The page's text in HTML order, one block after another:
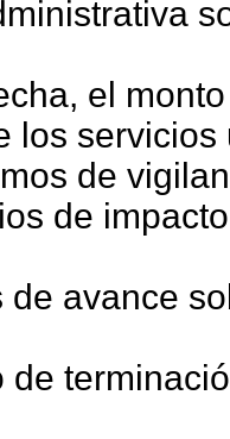
el
los servicios
de
de
de avance
de